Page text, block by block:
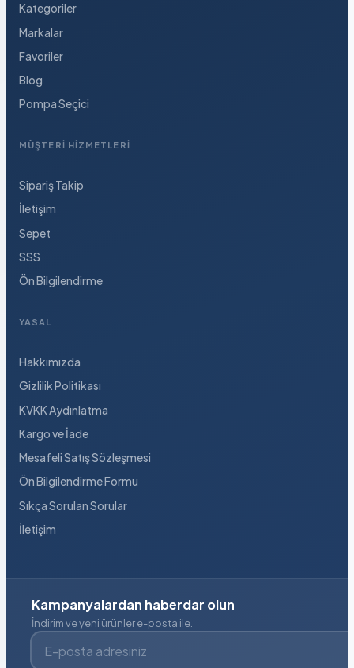
Kategoriler
Markalar
Favoriler
Blog
Pompa Seçici
MÜŞTERI HIZMETLERI
Sipariş Takip
İletişim
Sepet
SSS
Ön Bilgilendirme
YASAL
Hakkımızda
Gizlilik Politikası
KVKK Aydınlatma
Kargo ve İade
Mesafeli Satış Sözleşmesi
Ön Bilgilendirme Formu
Sıkça Sorulan Sorular
İletişim
Kampanyalardan haberdar olun
İndirim ve yeni ürünler e-posta ile.
E-posta adresiniz